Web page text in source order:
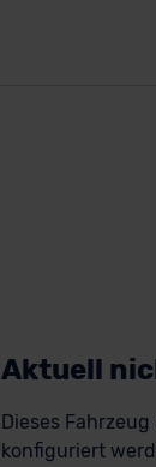
Aktuell
Dieses
konfiguriert